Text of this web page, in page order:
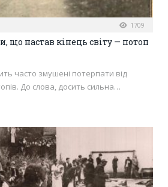
1709
що настав кінець світу — потоп
часто змушені потерпати від
До слова, досить сильна…